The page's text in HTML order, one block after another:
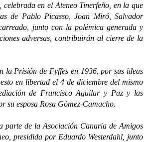
celebrada en el Ateneo Tinerfeño, en la que
de Pablo Picasso, Joan Miró, Salvador
junto con la polémica generada y
adversas, contribuirán al cierre de la
de Fyffes en 1936, por sus ideas
en libertad el 4 de diciembre del mismo
de Francisco Aguilar y Paz y las
su esposa Rosa Gómez-Camacho.
de la Asociación Canaria de Amigos
presidida por Eduardo Westerdahl, junto